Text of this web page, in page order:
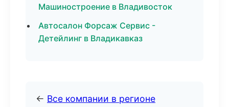
Машиностроение в Владивосток
Автосалон Форсаж Сервис -
Детейлинг в Владикавказ
← Все компании в регионе